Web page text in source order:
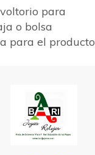
para
o bolsa
para el producto